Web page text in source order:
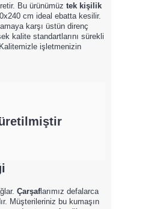
Bu ürünümüz tek kişilik
cm ideal ebatta kesilir.
karşı üstün direnç
kalite standartlarını sürekli
işletmenizin
Çarşaflarımız defalarca
Müşterileriniz bu kumaşın